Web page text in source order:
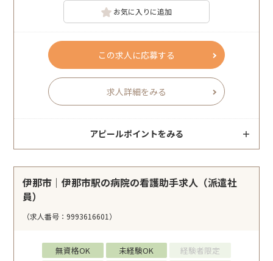
お気に入りに追加
この求人に応募する
求人詳細をみる
アピールポイントをみる
伊那市｜伊那市駅の病院の看護助手求人（派遣社
員）
（求人番号：9993616601）
無資格OK 未経験OK
経験者限定